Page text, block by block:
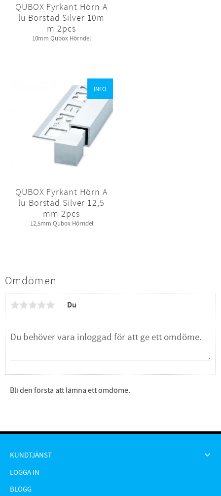
Omdömen
Du
Bli den första att lämna ett omdöme.
QUBOX Fyrkant Hörn A
lu Borstad Silver 10m
m 2pcs
10mm Qubox Hörndel
QUBOX Fyrkant Hörn A
lu Borstad Silver 12,5
mm 2pcs
12,5mm Qubox Hörndel
INFO
KUNDTJÄNST
LOGGA IN
BLOGG